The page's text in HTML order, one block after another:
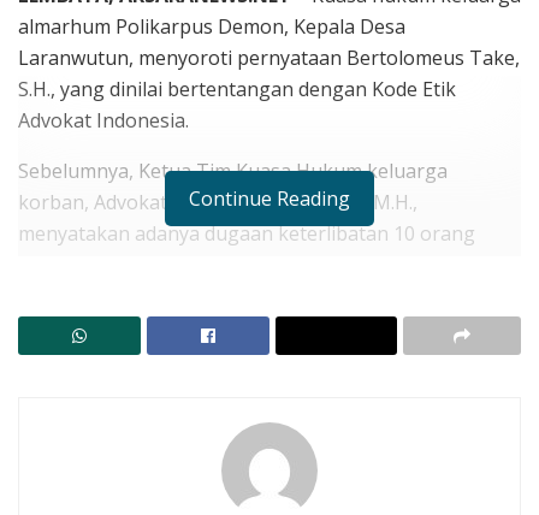
almarhum Polikarpus Demon, Kepala Desa
Laranwutun, menyoroti pernyataan Bertolomeus Take,
S.H., yang dinilai bertentangan dengan Kode Etik
Advokat Indonesia.
Sebelumnya, Ketua Tim Kuasa Hukum keluarga
korban, Advokat Rafael Ama Raya, S.H., M.H.,
menyatakan adanya dugaan keterlibatan 10 orang
RELATED POSTS
Kolaborasi, Pembangunan Tak Akan Jalan
Lembata Kembali ke Akar! Dulitukan Jadi Panggung
Olahraga Tradisional. Bupati dan Wakil Bupati Main
Continue Reading